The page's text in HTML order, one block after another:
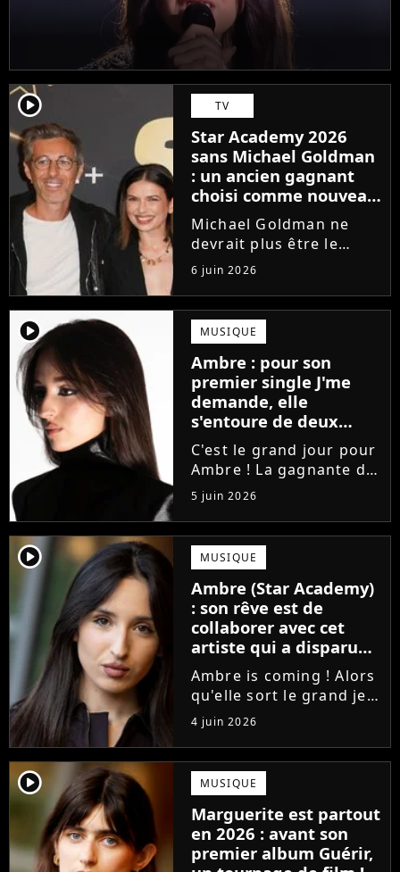
player2 TV
Star Academy 2026
sans Michael Goldman
: un ancien gagnant
choisi comme nouveau
directeur ?
Michael Goldman ne
devrait plus être le
directeur de la Star
Academy lors de la
saison 2026. Et pour lui
succéder, c'est un
ancien gagnant de
l'émission de TF1 qui
sera aujourd'hui...
6 juin 2026
player2 MUSIQUE
Ambre : pour son
premier single J'me
demande, elle
s'entoure de deux
proches de Slimane
C'est le grand jour pour
Ambre ! La gagnante de
la Star Academy fait ses
premiers pas dans
l'industrie en publiant
J'me demande, un
premier single que la
chanteuse a
confectionné avec...
5 juin 2026
player2 MUSIQUE
Ambre (Star Academy)
: son rêve est de
collaborer avec cet
artiste qui a disparu
des radars, "c'est un
génie"
Ambre is coming ! Alors
qu'elle sort le grand jeu
cette semaine en
publiant son premier
single J'me demande, la
gagnante de la Star
Academy affiche
clairement ses
ambitions. Son rêve...
4 juin 2026
player2 MUSIQUE
Marguerite est partout
en 2026 : avant son
premier album Guérir,